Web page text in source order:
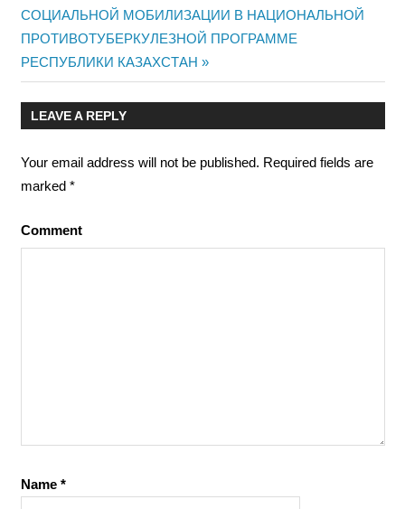
Post:
СОЦИАЛЬНОЙ МОБИЛИЗАЦИИ В НАЦИОНАЛЬНОЙ
ПРОТИВОТУБЕРКУЛЕЗНОЙ ПРОГРАММЕ
РЕСПУБЛИКИ КАЗАХСТАН
LEAVE A REPLY
Your email address will not be published. Required fields are
marked *
Comment
Name *